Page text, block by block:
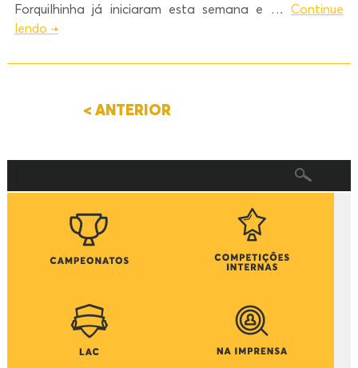
Forquilhinha já iniciaram esta semana e … Continue
lendo →
< ANTERIOR